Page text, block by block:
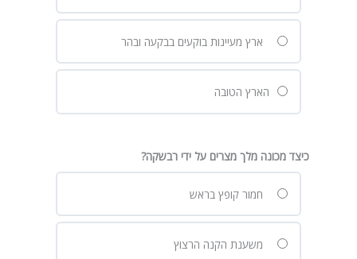
ארץ מעיינות בוקעים בבקעה ובהר
הארץ הטובה
כיצד מכונה מלך מצרים על ידי רבשקה?
חמור קופץ בראש
משענת הקנה הרצוץ